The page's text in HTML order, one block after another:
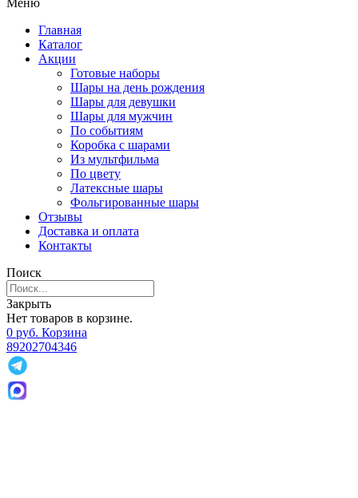
Меню
Главная
Каталог
Акции
Готовые наборы
Шары на день рождения
Шары для девушки
Шары для мужчин
По событиям
Коробка с шарами
Из мультфильма
По цвету
Латексные шары
Фольгированные шары
Отзывы
Доставка и оплата
Контакты
Поиск
Закрыть
Нет товаров в корзине.
0 руб. Корзина
89202704346